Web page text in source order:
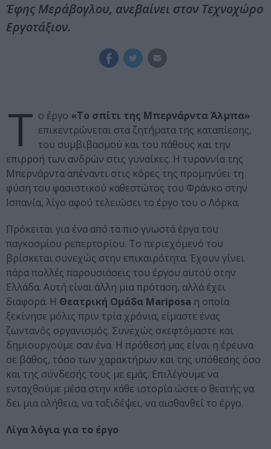
Έφης Μεράβογλου, ανεβαίνει στον Τεχνοχώρο
Εργοτάξιον.
Τ ο έργο «Το σπίτι της Μπερνάρντα Άλμπα»
επικεντρώνεται στα ζητήματα της καταπίεσης,
του συμβιβασμού και του πάθους και την
επιρροή των ανδρών στις γυναίκες. Η τυραννία της
Μπερνάρντα απέναντι στις κόρες της προμηνύει τη
φύση του φασιστικού καθεστώτος του Φράνκο στην
Ισπανία, λίγο αφού τελειώσει το έργο του ο Λόρκα.
Πρόκειται για ένα από τα πιο γνωστά έργα του
παγκοσμίου ρεπερτορίου. Το περιεχόμενό του
βρίσκεται συνεχώς στην επικαιρότητα. Έχουν γίνει
πάρα πολλές παρουσιάσεις του έργου αυτού στην
Ελλάδα. Αυτή είναι άλλη μια πρόταση, αλλά έχει
διαφορά. Η Θεατρική Ομάδα Mariposa η οποία
ξεκίνησε μόλις πριν τρία χρόνια, είμαστε ένας
ζωντανός οργανισμός. Συνεχώς σκεφτόμαστε και
δημιουργούμε σαν ένα. Η πρόθεσή μας είναι η έρευνα
σε βάθος, τόσο των χαρακτήρων και της υπόθεσης όσο
και της σύνδεσής τους με εμάς. Επιλέγουμε να
ενταχθούμε μέσα στην κάθε ιστορία ώστε ο θεατής να
δει μια αλήθεια, να ταξιδέψει, να αισθανθεί το έργο.
Λίγα λόγια για το έργο